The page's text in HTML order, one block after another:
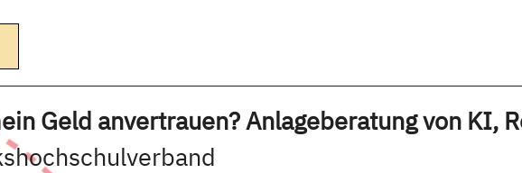
Geld anvertrauen? Anlageberatung von KI,